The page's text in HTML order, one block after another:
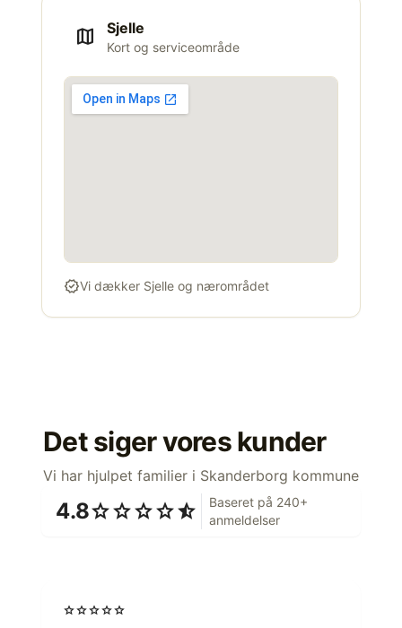
map Sjelle
Kort og serviceområde
verifiedVi dækker Sjelle og nærområdet
Det siger vores kunder
Vi har hjulpet familier i Skanderborg kommune
4.8starstarstarstarstar_half
Baseret på 240+
anmeldelser
starstarstarstarstar